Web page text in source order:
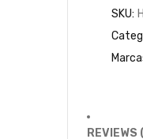
SKU:
REVIEWS